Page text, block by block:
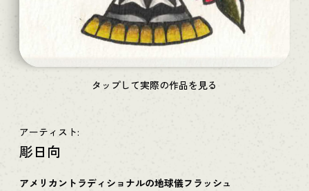
タップして実際の作品を見る
アーティスト:
彫日向
アメリカントラディショナルの地球儀フラッシュ